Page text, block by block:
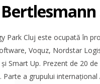
Cluj este ocupată în
Voquz, Nordstar
Up. Prezent de 20
a grupului